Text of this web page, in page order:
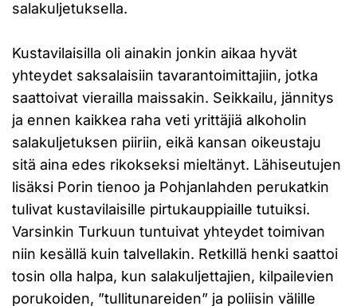
salakuljetuksella.
Kustavilaisilla oli ainakin jonkin aikaa hyvät
yhteydet saksalaisiin tavarantoimittajiin, jotka
saattoivat vierailla maissakin. Seikkailu, jännitys
ja ennen kaikkea raha veti yrittäjiä alkoholin
salakuljetuksen piiriin, eikä kansan oikeustaju
sitä aina edes rikokseksi mieltänyt. Lähiseutujen
lisäksi Porin tienoo ja Pohjanlahden perukatkin
tulivat kustavilaisille pirtukauppiaille tutuiksi.
Varsinkin Turkuun tuntuivat yhteydet toimivan
niin kesällä kuin talvellakin. Retkillä henki saattoi
tosin olla halpa, kun salakuljettajien, kilpailevien
porukoiden, ”tullitunareiden” ja poliisin välille